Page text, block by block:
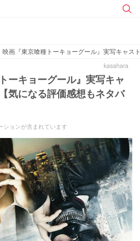
映画『東京喰種トーキョーグール』実写キャス
kasahara
ーキョーグール』実写キャ
気になる評価感想もネタバ
ションが含まれています